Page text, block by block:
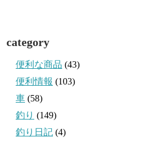
category
便利な商品 (43)
便利情報 (103)
車 (58)
釣り (149)
釣り日記 (4)